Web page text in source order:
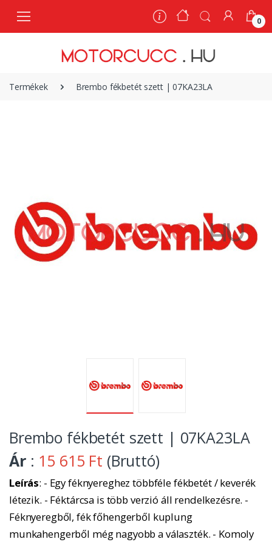
0
Termékek Brembo fékbetét szett | 07KA23LA
Brembo fékbetét szett | 07KA23LA
Ár : 15 615 Ft (Bruttó)
Leírás: - Egy féknyereghez többféle fékbetét / keverék
létezik. - Féktárcsa is több verzió áll rendelkezésre. -
Féknyeregből, fék főhengerből kuplung
munkahengerből még nagyobb a választék. - Komoly
0